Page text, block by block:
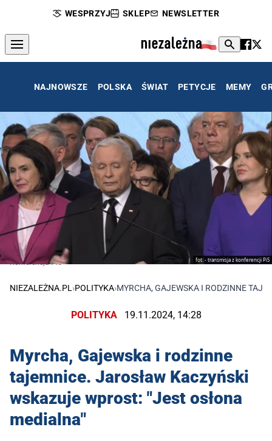
WESPRZYJ SKLEP NEWSLETTER
NAJNOWSZE POLSKA ŚWIAT PETYCJE MEMY
fot. - transmisja z konferencji PiS
Konferencja PiS
NIEZALEŻNA.PL ›POLITYKA›MYRCHA, GAJEWSKA I RODZINNE
POLITYKA 19.11.2024, 14:28
Myrcha, Gajewska i rodzinne
tajemnice. Jarosław Kaczyński
wskazuje wprost: "Jest osłona
medialna"